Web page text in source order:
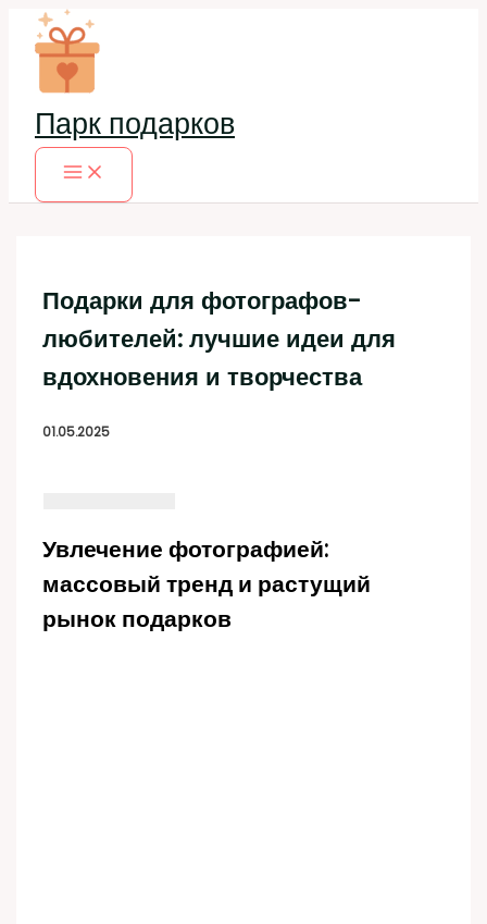
Перейти
содержимому
Парк подарков
Подарки для фотографов-
любителей: лучшие идеи для
вдохновения и творчества
01.05.2025
Увлечение фотографией:
массовый тренд и растущий
рынок подарков